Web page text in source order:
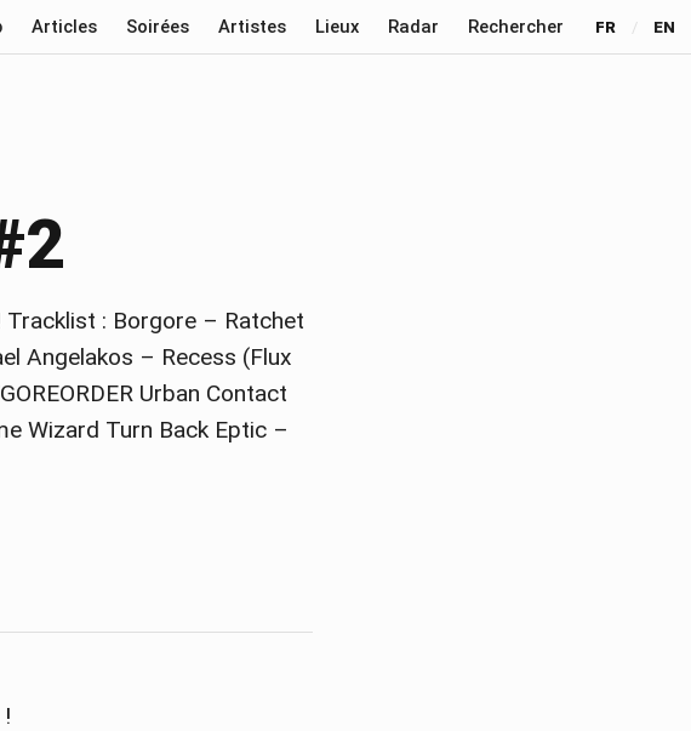
Articles Soirées Artistes Lieux Radar Rechercher FR / EN
Tracklist : Borgore – Ratchet
Angelakos – Recess (Flux
Urban Contact
Wizard Turn Back Eptic –